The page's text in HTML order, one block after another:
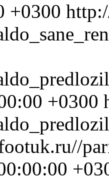
+0300
+0300